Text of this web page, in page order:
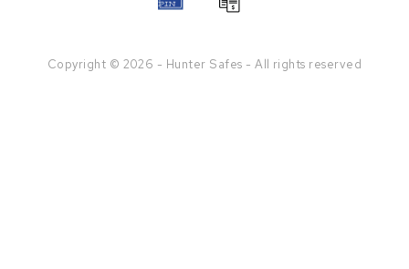
Copyright © 2026 - Hunter Safes - All rights reserved